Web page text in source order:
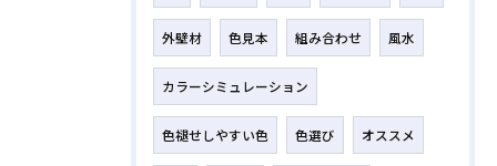
外壁材 色見本 組み合わせ 風水
カラーシミュレーション
色褪せしやすい色 色選び オススメ